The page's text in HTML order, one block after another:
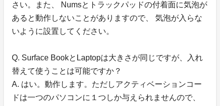
さい。また、 Numsとトラックパッドの付着面に気泡が
あると動作しないことがありますので、 気泡が入らな
いように設置してください。
Q. Surface BookとLaptopは大きさが同じですが、入れ
替えて使うことは可能ですか？
A. はい。動作します。ただしアクティベーションコー
ドは一つのパソコンに１つしか与えられませんので、